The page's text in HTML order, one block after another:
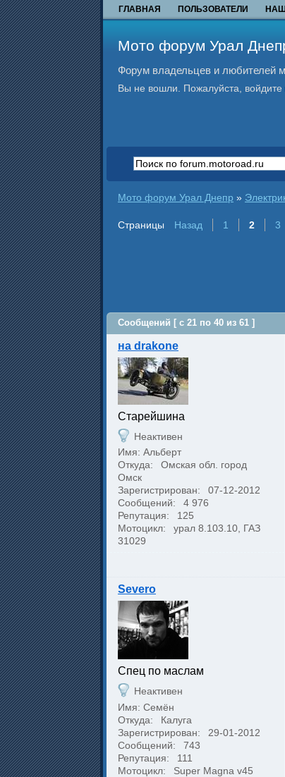
ГЛАВНАЯ ПОЛЬЗОВАТЕЛИ
Мото форум Урал
Форум владельцев и любителей
Вы не вошли. Пожалуйста, войдите
Мото форум Урал Днепр »
Страницы Назад 1 2 3
Сообщений [ с 21 по 40 из 61 ]
на drakone
Cтарейшина
Неактивен
Имя: Альберт
Откуда:
Омская обл. город
Омск
Зарегистрирован:
07-12-2012
Сообщений:
4 976
Репутация:
125
Мотоцикл:
урал 8.103.10, ГАЗ
31029
Severo
Спец по маслам
Неактивен
Имя: Семён
Откуда:
Калуга
Зарегистрирован:
29-01-2012
Сообщений:
743
Репутация:
111
Мотоцикл:
Super Magna v45